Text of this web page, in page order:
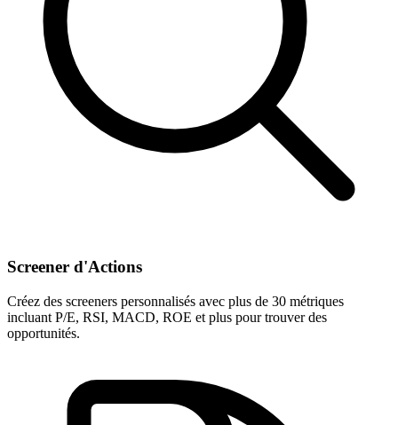
Screener d'Actions
Créez des screeners personnalisés avec plus de 30 métriques
incluant P/E, RSI, MACD, ROE et plus pour trouver des
opportunités.